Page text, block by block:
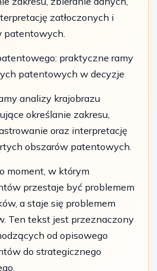
zatłoczonych i
patentowych.
praktyczne ramy
patentowych w decyzje
analizy krajobrazu
określanie zakresu,
oraz interpretację
obszarów patentowych.
moment, w którym
przestaje być problemem
a staje się problemem
Ten tekst jest przeznaczony
od opisowego
do strategicznego